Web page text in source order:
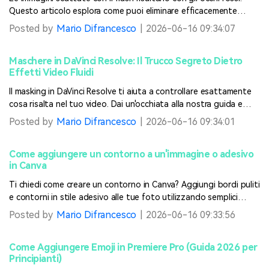
Questo articolo esplora come puoi eliminare efficacemente
questo artefatto utilizzando i metodi di rimozione degli occhi
rossi di Lightroom.
Posted by Mario Difrancesco 2026-06-16 09:34:07
Maschere in DaVinci Resolve: Il Trucco Segreto Dietro
Effetti Video Fluidi
Il masking in DaVinci Resolve ti aiuta a controllare esattamente
cosa risalta nel tuo video. Dai un'occhiata alla nostra guida e
impara come farlo con passaggi semplici e chiari.
Posted by Mario Difrancesco 2026-06-16 09:34:01
Come aggiungere un contorno a un'immagine o adesivo
in Canva
Ti chiedi come creare un contorno in Canva? Aggiungi bordi puliti
e contorni in stile adesivo alle tue foto utilizzando semplici
passaggi sia per forme base che per immagini ritagliate per far
risaltare i tuoi design.
Posted by Mario Difrancesco 2026-06-16 09:33:56
Come Aggiungere Emoji in Premiere Pro (Guida 2026 per
Principianti)